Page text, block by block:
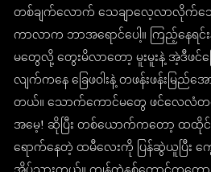
တစ်ချက်လောက် သေချာလေ့လာလိုက်
ကာလာက ဘာအရောင်ပေါ့။ ကြည့်နေ
မတွေလို့ တွေးမိလာတော့ မူးမူးနဲ့ အဲ့ဒီဖ
လျက်ကနေ ခြေဖဝါးနဲ့ တဖန်းဖန်းမြ
တယ်။ သောက်ကောင်မတွေ ဖင်လေလံတ
အမေ့! ဆိုပြီး တစ်ယောက်ကတော့ ထထိုင်
ရောက်နေတဲ့ ထမီလေးကို ပြန်ဆွဲယူပြီး ကွေ